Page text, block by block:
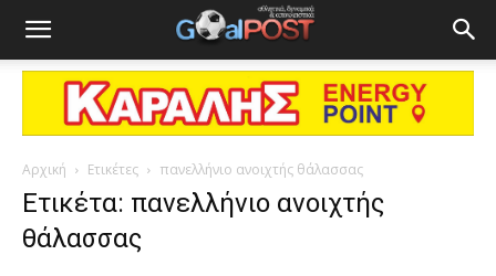
Αρχική Ετικέτες πανελλήνιο ανοιχτής θάλασσας
Ετικέτα: πανελλήνιο ανοιχτής
θάλασσας